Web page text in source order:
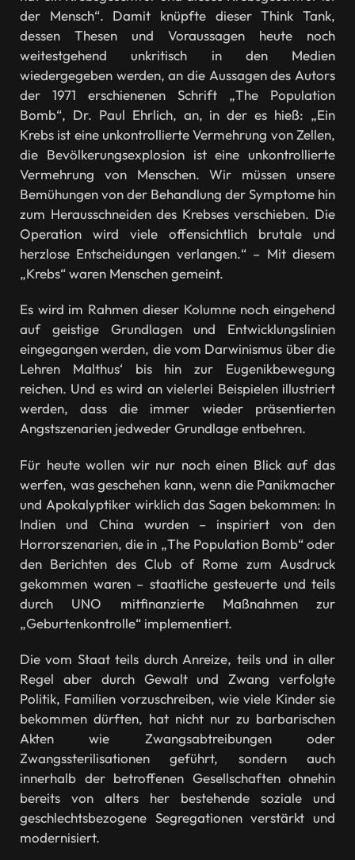
der Mensch“. Damit knüpfte dieser Think Tank,
dessen Thesen und Voraussagen heute noch
weitestgehend unkritisch in den Medien
wiedergegeben werden, an die Aussagen des Autors
der 1971 erschienenen Schrift „The Population
Bomb“, Dr. Paul Ehrlich, an, in der es hieß: „Ein
Krebs ist eine unkontrollierte Vermehrung von Zellen,
die Bevölkerungsexplosion ist eine unkontrollierte
Vermehrung von Menschen. Wir müssen unsere
Bemühungen von der Behandlung der Symptome hin
zum Herausschneiden des Krebses verschieben. Die
Operation wird viele offensichtlich brutale und
herzlose Entscheidungen verlangen.“ – Mit diesem
„Krebs“ waren Menschen gemeint.
Es wird im Rahmen dieser Kolumne noch eingehend
auf geistige Grundlagen und Entwicklungslinien
eingegangen werden, die vom Darwinismus über die
Lehren Malthus‘ bis hin zur Eugenikbewegung
reichen. Und es wird an vielerlei Beispielen illustriert
werden, dass die immer wieder präsentierten
Angstszenarien jedweder Grundlage entbehren.
Für heute wollen wir nur noch einen Blick auf das
werfen, was geschehen kann, wenn die Panikmacher
und Apokalyptiker wirklich das Sagen bekommen: In
Indien und China wurden – inspiriert von den
Horrorszenarien, die in „The Population Bomb“ oder
den Berichten des Club of Rome zum Ausdruck
gekommen waren – staatliche gesteuerte und teils
durch UNO mitfinanzierte Maßnahmen zur
„Geburtenkontrolle“ implementiert.
Die vom Staat teils durch Anreize, teils und in aller
Regel aber durch Gewalt und Zwang verfolgte
Politik, Familien vorzuschreiben, wie viele Kinder sie
bekommen dürften, hat nicht nur zu barbarischen
Akten wie Zwangsabtreibungen oder
Zwangssterilisationen geführt, sondern auch
innerhalb der betroffenen Gesellschaften ohnehin
bereits von alters her bestehende soziale und
geschlechtsbezogene Segregationen verstärkt und
modernisiert.